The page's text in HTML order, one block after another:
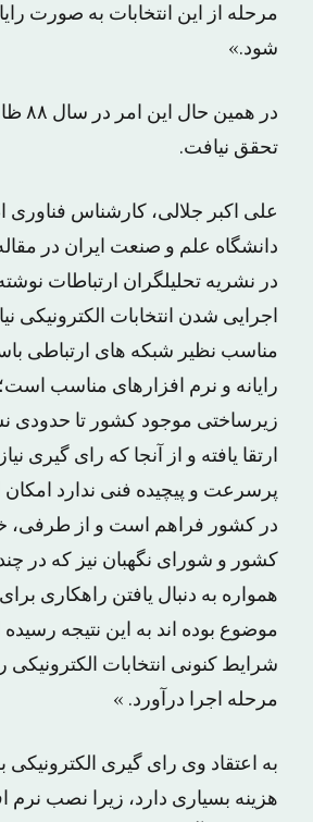
مرحله از این انتخابات به صورت
شود.»
در
تحقق نیافت.
علی اکبر جلالی، کارشناس فناوری
در نشریه تحلیلگران ارتباطات
اجرایی شدن انتخابات الکترونیکی
مناسب نظیر شبکه های ارتباطی
رایانه و نرم افزارهای مناسب
زیرساختی موجود کشور تا حدودی
ارتقا یافته و از آنجا که رای گیری
پرسرعت و پیچیده فنی ندارد
در کشور فراهم است و از طرفی،
کشور و شورای نگهبان نیز که در
همواره به دنبال یافتن راهکاری
موضوع بوده اند به این نتیجه رسیده
شرایط کنونی انتخابات الکترونیکی
مرحله اجرا درآورد. »
به اعتقاد وی رای گیری الکترونیکی
هزینه بسیاری دارد، زیرا نصب نرم